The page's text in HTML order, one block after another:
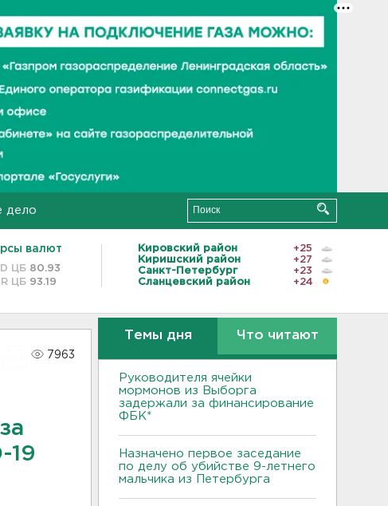
дело
валют
ЦБ 80.93
ЦБ 93.19
Кировский район
+25
Киришский район
+27
Санкт-Петербург
+23
Сланцевский район
+24
7963
19
Темы дня Что читают
Руководителя ячейки
мормонов из Выборга
задержали за финансирование
ФБК*
Назначено первое заседание
по делу об убийстве 9-летнего
мальчика из Петербурга